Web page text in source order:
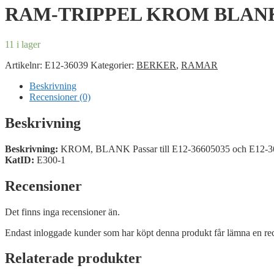
RAM-TRIPPEL KROM
11 i lager
Artikelnr: E12-36039 Kategorier: BERKER, RAMAR
Beskrivning
Recensioner (0)
Beskrivning
Beskrivning: KROM, BLANK Passar till E12-36605035 och E12-
KatID: E300-1
Recensioner
Det finns inga recensioner än.
Endast inloggade kunder som har köpt denna produkt får lämna en
Relaterade produkter